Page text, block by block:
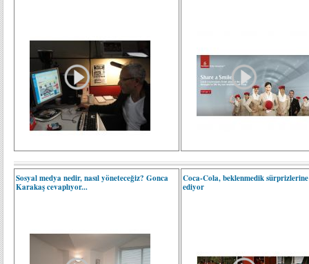
Sosyal medya nedir, nasıl yöneteceğiz? Gonca
Karakaş cevaplıyor...
Coca-Cola, beklenmedik
ediyor